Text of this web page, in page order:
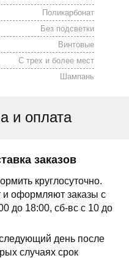
Поликарбонат
Без подсветки
Винтовые
С трех и более мест
Шампань
и оплата
заказов
круглосуточно.
оформляют заказы с
до 18:00, сб-вс с 10 до
день после
случаях срок